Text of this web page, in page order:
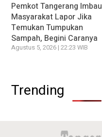
Pemkot Tangerang Imbau
Masyarakat Lapor Jika
Temukan Tumpukan
Sampah, Begini Caranya
Agustus 5, 2026 | 22:23 WIB
Trending